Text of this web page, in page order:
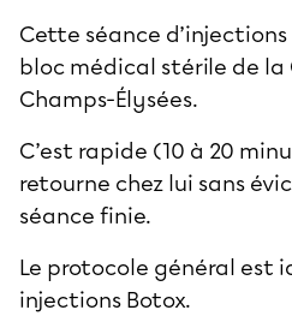
Cette séance
bloc médical stérile de la
Champs-Élysées.
C’est rapide (10 à 20
retourne chez lui sans
séance finie.
Le protocole général est
injections Botox.